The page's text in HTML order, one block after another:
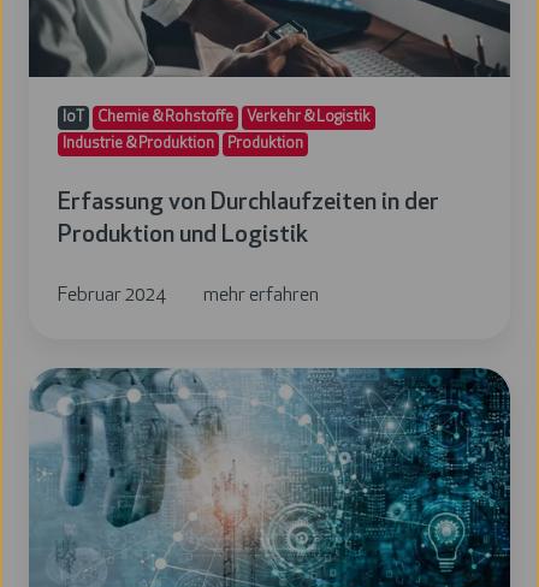
Produktion
und
IoT Chemie & Rohstoffe
Verkehr & Logistik
Industrie & Produktion
Produktion
Erfassung von Durchlaufzeiten in der
Produktion und Logistik
Februar 2024 mehr erfahren
Maschinenzustandsermittlung
durch
Stromaufnahme